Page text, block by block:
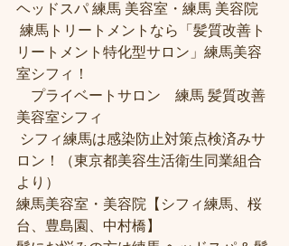
ヘッドスパ 練馬 美容室・練馬 美容院
練馬トリートメントなら「髪質改善ト
リートメント特化型サロン」練馬美容
室シフィ！
プライベートサロン　練馬 髪質改善
美容室シフィ
シフィ練馬は感染防止対策点検済みサ
ロン！（東京都美容生活衛生同業組合
より）
練馬美容室・美容院【シフィ練馬、桜
台、豊島園、中村橋】